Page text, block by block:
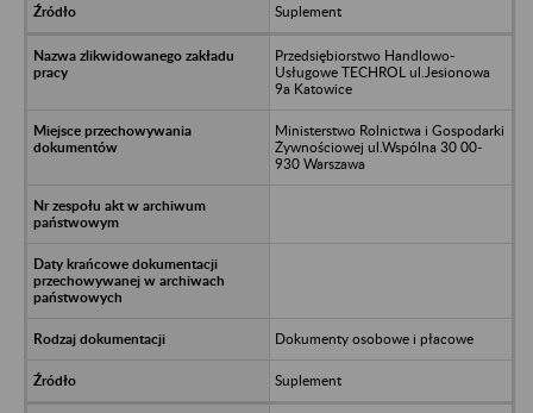
Suplement
Przedsiębiorstwo Handlowo-
Usługowe TECHROL ul.Jesionowa
9a Katowice
Ministerstwo Rolnictwa i Gospodarki
Żywnościowej ul.Wspólna 30 00-
930 Warszawa
Dokumenty osobowe i płacowe
Suplement